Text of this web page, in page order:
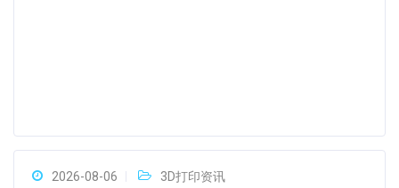
2026-08-06 3D打印资讯